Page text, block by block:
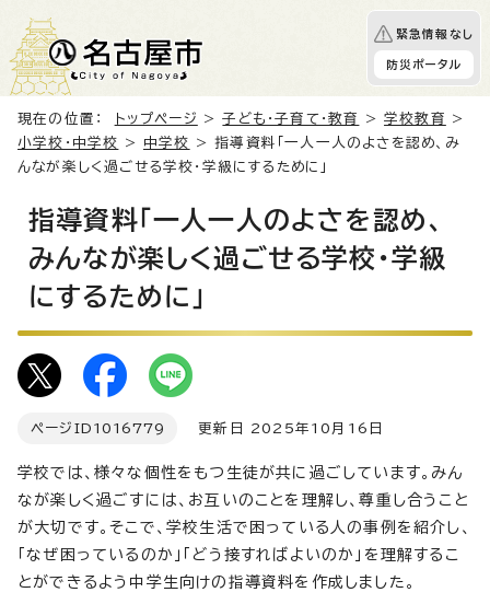
緊急情報なし
防災ポータル
現在の位置： トップページ >子ども・子育て・教育 >学校教育
>
小学校・中学校
> 中学校
> 指導資料「一人一人のよさを認め、み
んなが楽しく過ごせる学校・学級にするために」
指導資料「一人一人のよさを認め、
みんなが楽しく過ごせる学校・学級
にするために」
ページID 1016779 更新日 2025年10月16日
学校では、様々な個性をもつ生徒が共に過ごしています。みん
なが楽しく過ごすには、お互いのことを理解し、尊重し合うこと
が大切です。そこで、学校生活で困っている人の事例を紹介し、
「なぜ困っているのか」「どう接すればよいのか」を理解するこ
とができるよう中学生向けの指導資料を作成しました。